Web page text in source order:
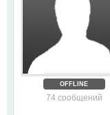
OFFLINE
74 сообщений